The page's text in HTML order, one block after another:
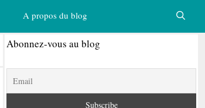
A propos du blog
Abonnez-vous au blog